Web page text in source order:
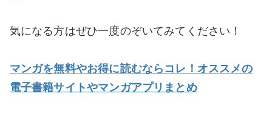
気になる方はぜひ一度のぞいてみてください！
マンガを無料やお得に読むならコレ！オススメの
電子書籍サイトやマンガアプリまとめ